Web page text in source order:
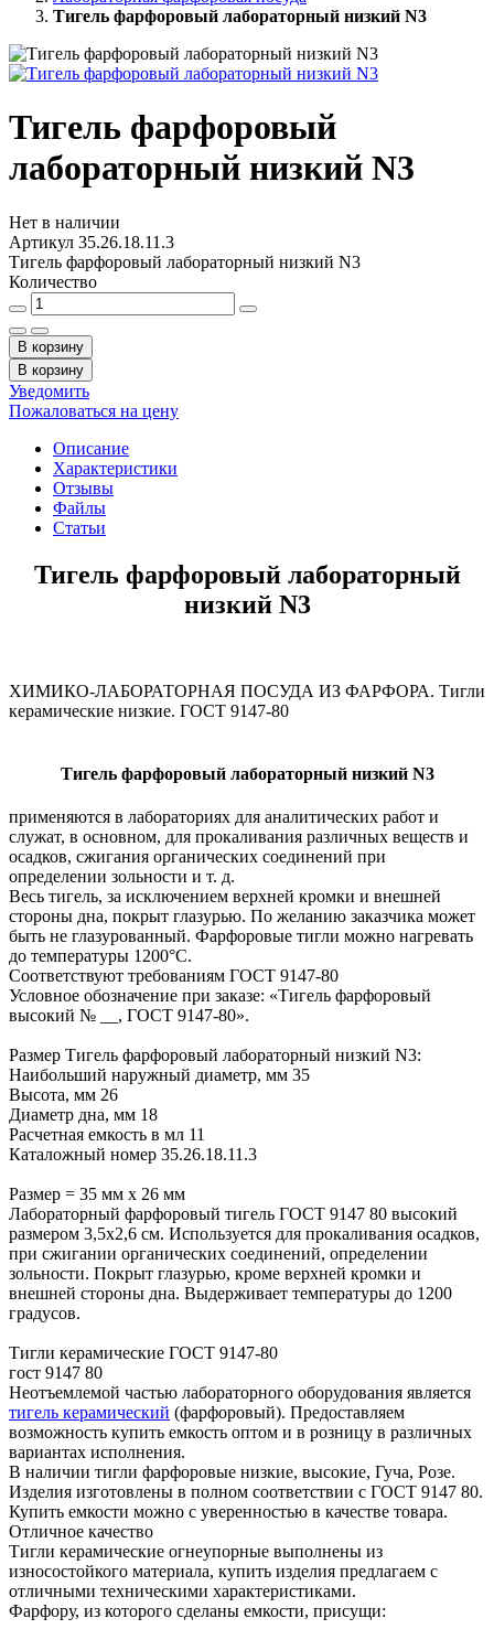
Тигель фарфоровый лабораторный низкий N3
Тигель фарфоровый
лабораторный низкий N3
Нет в наличии
Артикул 35.26.18.11.3
Тигель фарфоровый лабораторный низкий N3
Количество
В корзину
В корзину
Уведомить
Пожаловаться на цену
Описание
Характеристики
Отзывы
Файлы
Статьи
Тигель фарфоровый лабораторный
низкий N3
ХИМИКО-ЛАБОРАТОРНАЯ ПОСУДА ИЗ ФАРФОРА. Тигли
керамические низкие. ГОСТ 9147-80
Тигель фарфоровый лабораторный низкий N3
применяются в лабораториях для аналитических работ и
служат, в основном, для прокаливания различных веществ и
осадков, сжигания органических соединений при
определении зольности и т. д.
Весь тигель, за исключением верхней кромки и внешней
стороны дна, покрыт глазурью. По желанию заказчика может
быть не глазурованный. Фарфоровые тигли можно нагревать
до температуры 1200°С.
Соответствуют требованиям ГОСТ 9147-80
Условное обозначение при заказе: «Тигель фарфоровый
высокий № __, ГОСТ 9147-80».
Размер Тигель фарфоровый лабораторный низкий N3:
Наибольший наружный диаметр, мм 35
Высота, мм 26
Диаметр дна, мм 18
Расчетная емкость в мл 11
Каталожный номер 35.26.18.11.3
Размер = 35 мм х 26 мм
Лабораторный фарфоровый тигель ГОСТ 9147 80 высокий
размером 3,5х2,6 см. Используется для прокаливания осадков,
при сжигании органических соединений, определении
зольности. Покрыт глазурью, кроме верхней кромки и
внешней стороны дна. Выдерживает температуры до 1200
градусов.
Тигли керамические ГОСТ 9147-80
гост 9147 80
Неотъемлемой частью лабораторного оборудования является
тигель керамический (фарфоровый). Предоставляем
возможность купить емкость оптом и в розницу в различных
вариантах исполнения.
В наличии тигли фарфоровые низкие, высокие, Гуча, Розе.
Изделия изготовлены в полном соответствии с ГОСТ 9147 80.
Купить емкости можно с уверенностью в качестве товара.
Отличное качество
Тигли керамические огнеупорные выполнены из
износостойкого материала, купить изделия предлагаем с
отличными техническими характеристиками.
Фарфору, из которого сделаны емкости, присущи: